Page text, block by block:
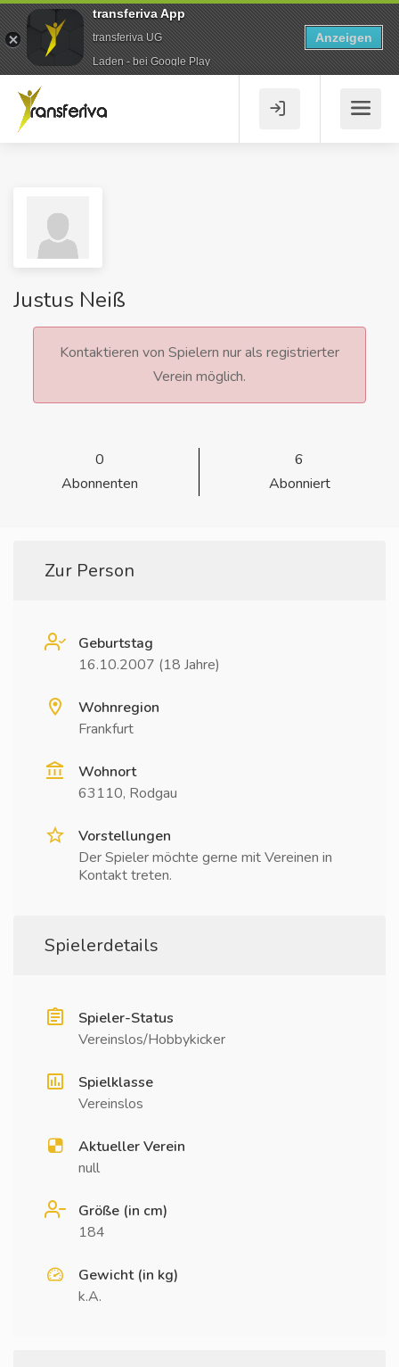
Justus Neiß
Kontaktieren von Spielern nur als registrierter
Verein möglich.
0
Abonnenten
6
Abonniert
Zur Person
Geburtstag
16.10.2007 (18 Jahre)
Wohnregion
Frankfurt
Wohnort
63110, Rodgau
Vorstellungen
Der Spieler möchte gerne mit Vereinen in
Kontakt treten.
Spielerdetails
Spieler-Status
Vereinslos/Hobbykicker
Spielklasse
Vereinslos
Aktueller Verein
null
Größe (in cm)
184
Gewicht (in kg)
k.A.
transferiva App
transferiva UG
Laden - bei Google Play
Anzeigen